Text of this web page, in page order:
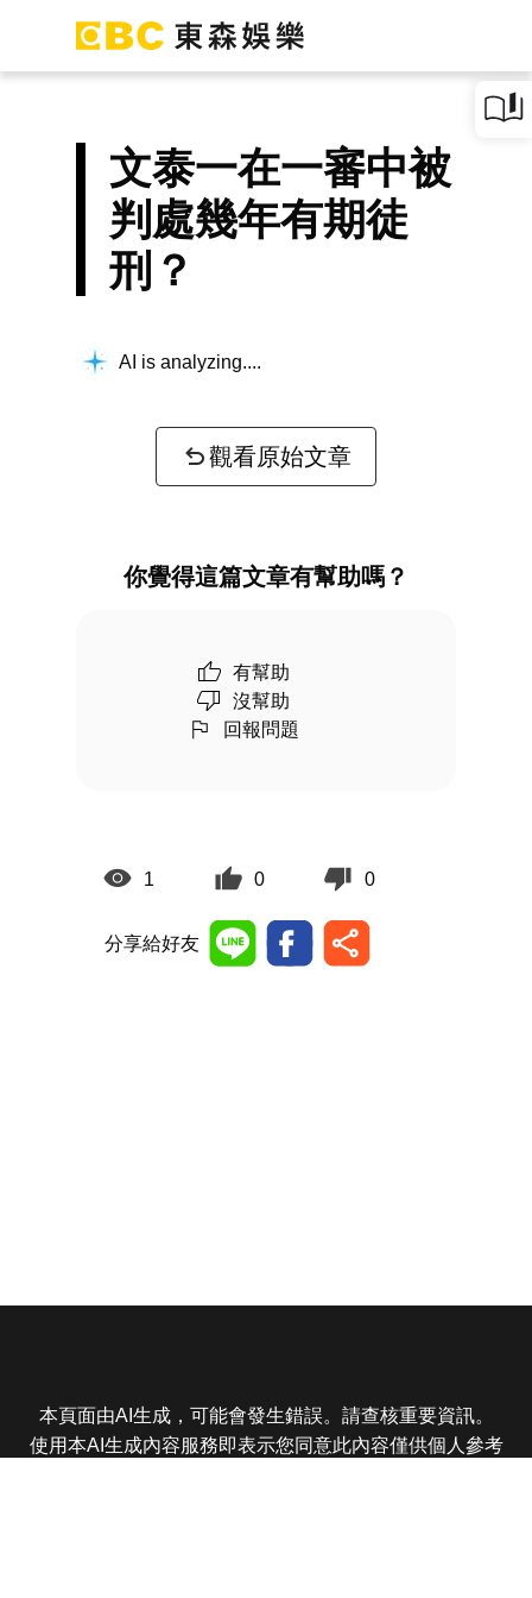
文泰一在一審中被
判處幾年有期徒
刑？
AI is analyzing...
觀看原始文章
你覺得這篇文章有幫助嗎？
有幫助
沒幫助
回報問題
1 0 0
分享給好友
本頁面由AI生成，可能會發生錯誤。請查核重要資訊。
使用本AI生成內容服務即表示您同意此內容僅供個人參考